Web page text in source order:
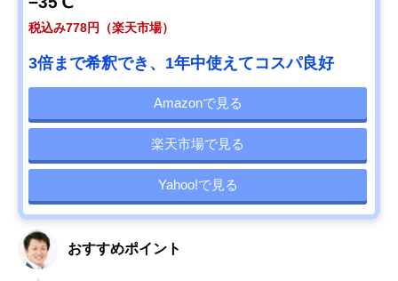
税込み778円（楽天市場）
3倍まで希釈でき、1年中使えてコスパ良好
Amazonで見る
楽天市場で見る
Yahoo!で見る
おすすめポイント